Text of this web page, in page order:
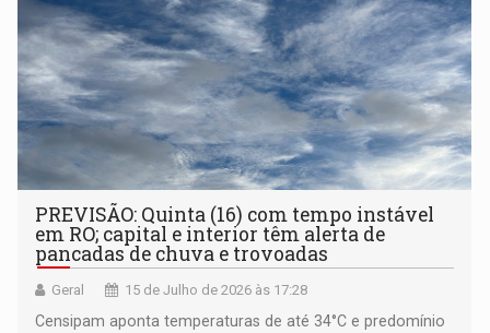
PREVISÃO: Quinta (16) com tempo instável
em RO; capital e interior têm alerta de
pancadas de chuva e trovoadas
Geral 15 de Julho de 2026 às 17:28
Censipam aponta temperaturas de até 34°C e predomínio